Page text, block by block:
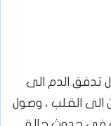
تدفق الدم الى
الى القلب ، وصول